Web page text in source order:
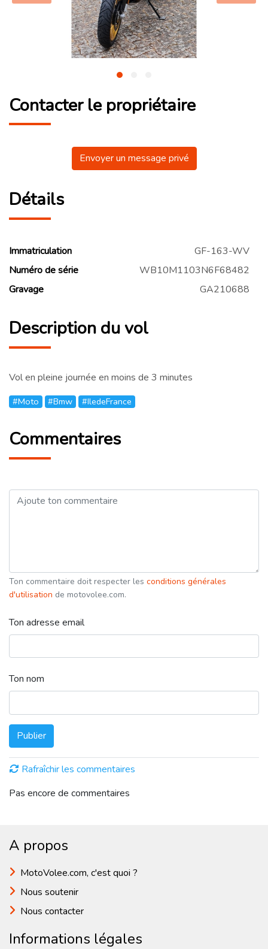
Contacter le propriétaire
Envoyer un message privé
Détails
Immatriculation
GF-163-WV
Numéro de série
WB10M1103N6F68482
Gravage
GA210688
Description du vol
Vol en pleine journée en moins de 3 minutes
#Moto #Bmw #IledeFrance
Commentaires
Ton commentaire doit respecter les conditions générales
d'utilisation de motovolee.com.
Ton adresse email
Ton nom
Publier
Rafraîchir les commentaires
Pas encore de commentaires
A propos
MotoVolee.com, c'est quoi ?
Nous soutenir
Nous contacter
Informations légales